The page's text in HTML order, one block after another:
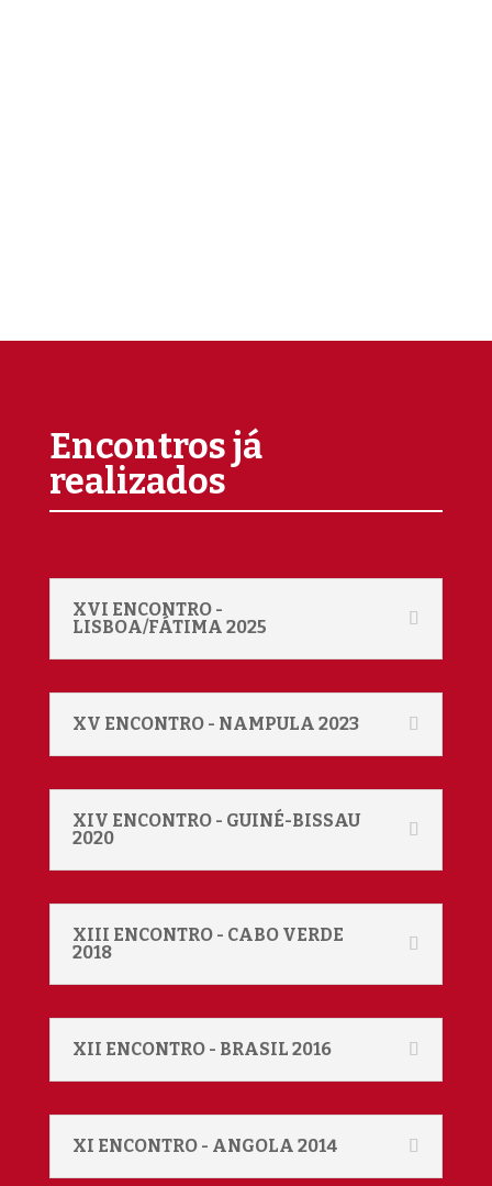
Encontros já
realizados
XVI ENCONTRO -
LISBOA/FÁTIMA 2025
XV ENCONTRO - NAMPULA 2023
XIV ENCONTRO - GUINÉ-BISSAU
2020
XIII ENCONTRO - CABO VERDE
2018
XII ENCONTRO - BRASIL 2016
XI ENCONTRO - ANGOLA 2014